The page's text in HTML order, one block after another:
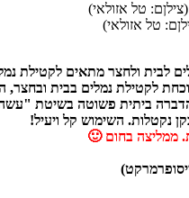
ביתית פשוטה בשיטת "עשה
נקטלות. השימוש קל ויעיל!
ממליצה בחום 🙂